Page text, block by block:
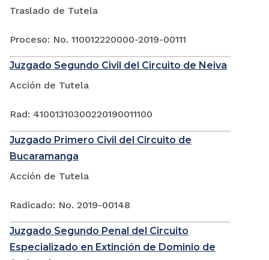
Traslado de Tutela
Proceso: No. 110012220000-2019-00111
Juzgado Segundo Civil del Circuito de Neiva
Acción de Tutela
Rad: 41001310300220190011100
Juzgado Primero Civil del Circuito de
Bucaramanga
Acción de Tutela
Radicado: No. 2019-00148
Juzgado Segundo Penal del Circuito
Especializado en Extinción de Dominio de